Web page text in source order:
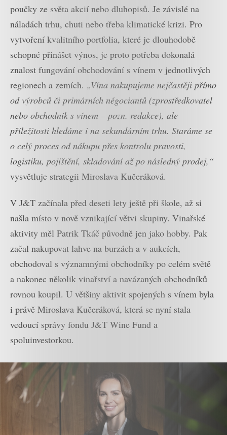
poučky ze světa akcií nebo dluhopisů. Je závislé na
náladách trhu, chuti nebo třeba klimatické krizi. Pro
vytvoření kvalitního portfolia, které je dlouhodobě
schopné přinášet výnos, je proto potřeba dokonalá
znalost fungování obchodování s vínem v jednotlivých
regionech a zemích. „Vína nakupujeme nejčastěji přímo
od výrobců či primárních négociantů (zprostředkovatel
nebo obchodník s vínem – pozn. redakce), ale
příležitosti hledáme i na sekundárním trhu. Staráme se
o celý proces od nákupu přes kontrolu pravosti,
logistiku, pojištění, skladování až po následný prodej,“
vysvětluje strategii Miroslava Kučeráková.
V J&T začínala před deseti lety ještě při škole, až si
našla místo v nově vznikající větvi skupiny. Vinařské
aktivity měl Patrik Tkáč původně jen jako hobby. Pak
začal nakupovat lahve na burzách a v aukcích,
obchodoval s významnými obchodníky po celém světě
a nakonec několik vinařství a navázaných obchodníků
rovnou koupil. U většiny aktivit spojených s vínem byla
i právě Miroslava Kučeráková, která se nyní stala
vedoucí správy fondu J&T Wine Fund a
spoluinvestorkou.